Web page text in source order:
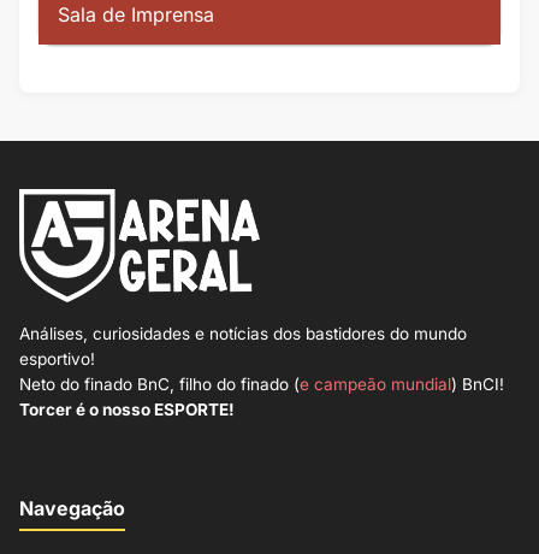
Sala de Imprensa
Análises, curiosidades e notícias dos bastidores do mundo
esportivo!
Neto do finado BnC, filho do finado (e campeão mundial) BnCI!
Torcer é o nosso ESPORTE!
Navegação